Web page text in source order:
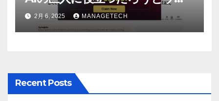
ール街のアナリストが語る –
The Economic Times
2月 6, 2025 MANAGETECH
Recent Posts